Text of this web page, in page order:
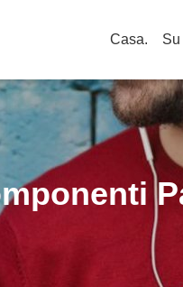
Casa.